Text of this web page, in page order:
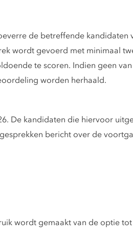
de betreffende
wordt gevoerd met minimaal
te scoren. Indien geen
worden herhaald.
De kandidaten die hiervoor
bericht over de
wordt gemaakt van de optie